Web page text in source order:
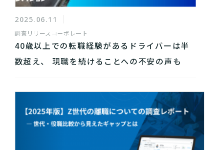
2025.06.11
調査リリース コーポレート
40歳以上での転職経験があるドライバーは半
数超え、 現職を続けることへの不安の声も